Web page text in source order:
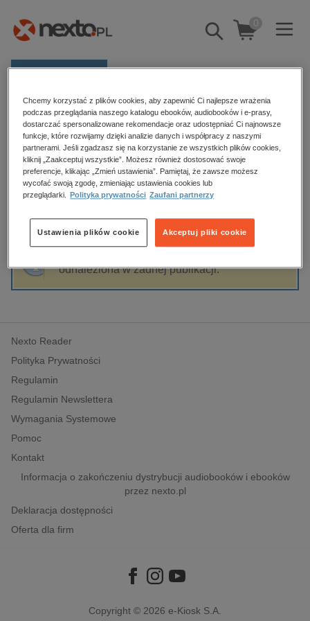
Pokaż/schowaj
wyszukiwarkę
0
Kategorie
Zobacz wszystkie E-prasa
budownictwo, aranżacja wnętrz
biznesowe, branżowe, gospodarka
dzienniki
edukacja
hobby, sport, rozrywka
komputery, internet, technologie, informatyka
polityka, społeczno-informacyjne
psychologiczne
inne
popularno-naukowe
historia
Strona główna Mariola Antczak
Mariola Antczak
Sortowanie Filtrowanie
odnaleziona w żadnej publikacji.
Nexto Reader
Polityka Prywatności
Regulamin
Regulamin Newslettera
Wymagania Systemowe
Pomoc
Kontakt
Informacja o zakończeniu dystrybucji audiobooków i ebooków
przez nexto.pl
Deklaracja dostępności
Oferta dla firm
Copyright © 2026 e-Kiosk S.A.
Chcemy korzystać z plików cookies, aby zapewnić Ci najlepsze wrażenia
podczas przeglądania naszego katalogu ebooków, audiobooków i e-prasy,
dostarczać spersonalizowane rekomendacje oraz udostępniać Ci najnowsze
funkcje, które rozwijamy dzięki analizie danych i współpracy z naszymi
partnerami. Jeśli zgadzasz się na korzystanie ze wszystkich plików cookies,
kliknij „Zaakceptuj wszystkie”. Możesz również dostosować swoje
preferencje, klikając „Zmień ustawienia”. Pamiętaj, że zawsze możesz
wycofać swoją zgodę, zmieniając ustawienia cookies lub
przeglądarki.
Polityka prywatności Zaufani partnerzy
Akceptuj pliki cookie
Ustawienia plików cookie